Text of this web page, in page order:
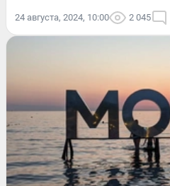
24 августа, 2024, 10:00 2 045